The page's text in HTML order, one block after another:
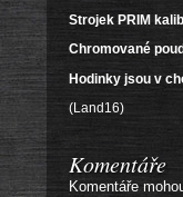
Strojek PRIM
Chromované
Hodinky jsou v
(Land16)
Komentáře
Komentáře